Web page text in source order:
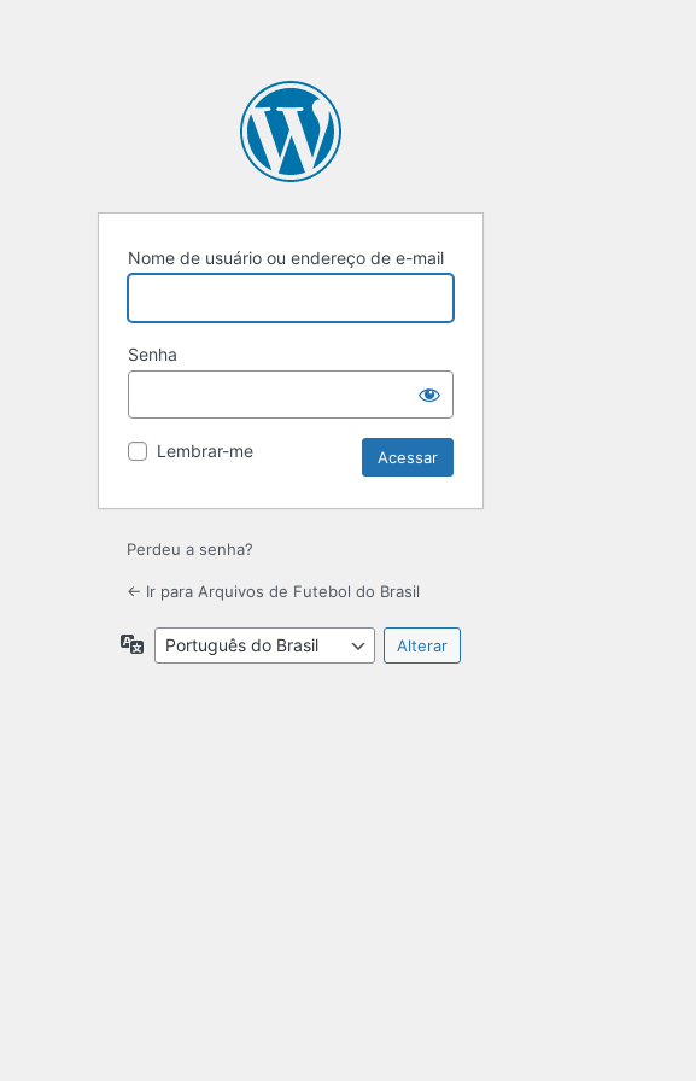
Nome de usuário ou endereço de e-mail
Senha
Lembrar-me
Perdeu a senha?
← Ir para Arquivos de Futebol do Brasil
Idioma